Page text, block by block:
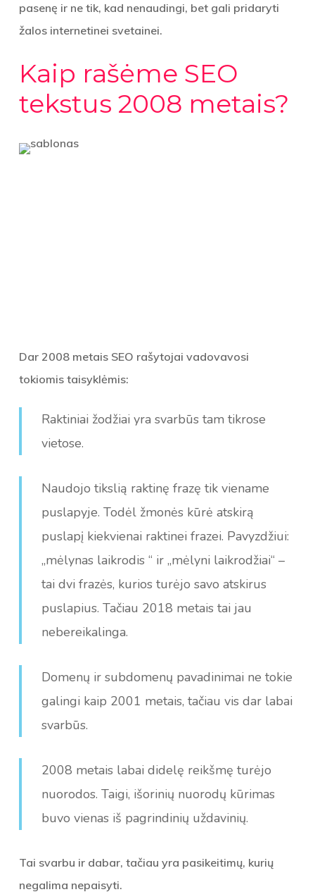
pasenę ir ne tik, kad nenaudingi, bet gali pridaryti
žalos internetinei svetainei.
Kaip rašėme SEO
tekstus 2008 metais?
Dar 2008 metais SEO rašytojai vadovavosi
tokiomis taisyklėmis:
Raktiniai žodžiai yra svarbūs tam tikrose
vietose.
Naudojo tikslią raktinę frazę tik viename
puslapyje. Todėl žmonės kūrė atskirą
puslapį kiekvienai raktinei frazei. Pavyzdžiui:
„mėlynas laikrodis “ ir „mėlyni laikrodžiai“ –
tai dvi frazės, kurios turėjo savo atskirus
puslapius. Tačiau 2018 metais tai jau
nebereikalinga.
Domenų ir subdomenų pavadinimai ne tokie
galingi kaip 2001 metais, tačiau vis dar labai
svarbūs.
2008 metais labai didelę reikšmę turėjo
nuorodos. Taigi, išorinių nuorodų kūrimas
buvo vienas iš pagrindinių uždavinių.
Tai svarbu ir dabar, tačiau yra pasikeitimų, kurių
negalima nepaisyti.